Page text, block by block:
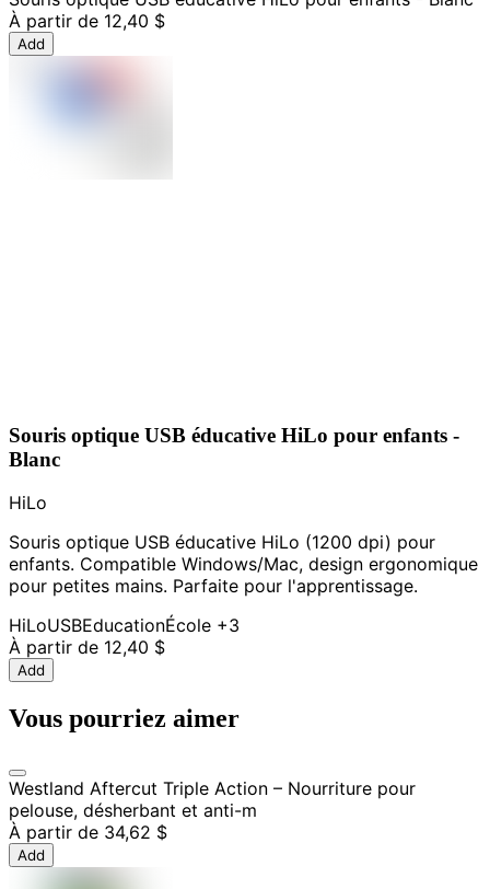
À partir de 12,40 $
Add
Souris optique USB éducative HiLo pour enfants -
Blanc
HiLo
Souris optique USB éducative HiLo (1200 dpi) pour
enfants. Compatible Windows/Mac, design ergonomique
pour petites mains. Parfaite pour l'apprentissage.
HiLoUSBEducationÉcole +3
À partir de 12,40 $
Add
Vous pourriez aimer
Westland Aftercut Triple Action – Nourriture pour
pelouse, désherbant et anti-m
À partir de 34,62 $
Add